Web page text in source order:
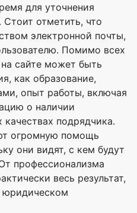
для уточнения
отметить, что
электронной почты,
Помимо всех
сайте может быть
как образование,
опыт работы, включая
о наличии
подрядчика.
огромную помощь
они видят, с кем будут
профессионализма
весь результат,
юридическом